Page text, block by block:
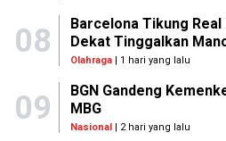
08
Barcelona Tikung
Dekat Tinggalkan
Olahraga| 1 hari yang lalu
09
BGN Gandeng
MBG
Nasional| 2 hari yang lalu